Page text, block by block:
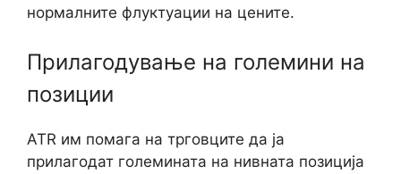
нормалните флуктуации на цените.
Прилагодување на големини на
позиции
ATR им помага на трговците да ја
прилагодат големината на нивната позиција